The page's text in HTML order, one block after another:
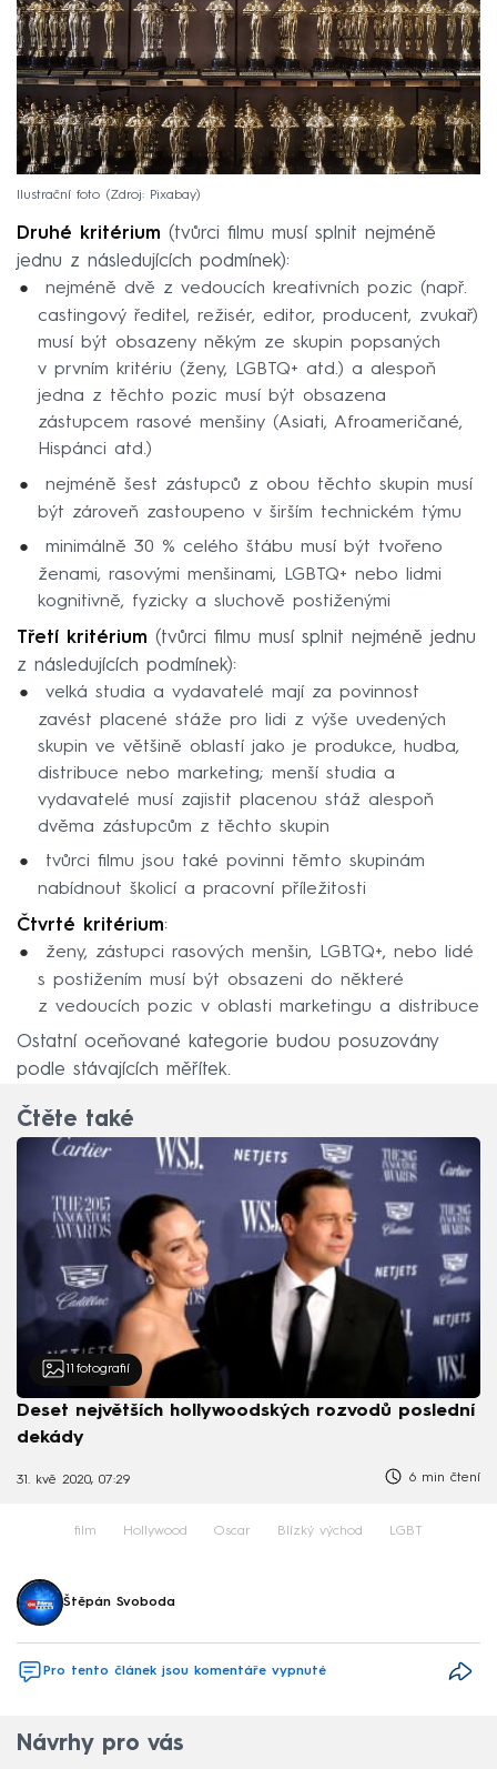
Ilustrační foto Zdroj: Pixabay
Druhé kritérium (tvůrci filmu musí splnit nejméně
jednu z následujících podmínek):
nejméně dvě z vedoucích kreativních pozic (např.
castingový ředitel, režisér, editor, producent, zvukař)
musí být obsazeny někým ze skupin popsaných
v prvním kritériu (ženy, LGBTQ+ atd.) a alespoň
jedna z těchto pozic musí být obsazena
zástupcem rasové menšiny (Asiati, Afroameričané,
Hispánci atd.)
nejméně šest zástupců z obou těchto skupin musí
být zároveň zastoupeno v širším technickém týmu
minimálně 30 % celého štábu musí být tvořeno
ženami, rasovými menšinami, LGBTQ+ nebo lidmi
kognitivně, fyzicky a sluchově postiženými
Třetí kritérium (tvůrci filmu musí splnit nejméně jednu
z následujících podmínek):
velká studia a vydavatelé mají za povinnost
zavést placené stáže pro lidi z výše uvedených
skupin ve většině oblastí jako je produkce, hudba,
distribuce nebo marketing; menší studia a
vydavatelé musí zajistit placenou stáž alespoň
dvěma zástupcům z těchto skupin
tvůrci filmu jsou také povinni těmto skupinám
nabídnout školicí a pracovní příležitosti
Čtvrté kritérium:
ženy, zástupci rasových menšin, LGBTQ+, nebo lidé
s postižením musí být obsazeni do některé
z vedoucích pozic v oblasti marketingu a distribuce
Ostatní oceňované kategorie budou posuzovány
podle stávajících měřítek.
Čtěte také
11 fotografií
Deset největších hollywoodských rozvodů poslední
dekády
31. kvě 2020, 07:29 6 min čtení
film Hollywood Oscar Blízký východ LGBT
Štěpán Svoboda
Pro tento článek jsou komentáře vypnuté
Návrhy pro vás